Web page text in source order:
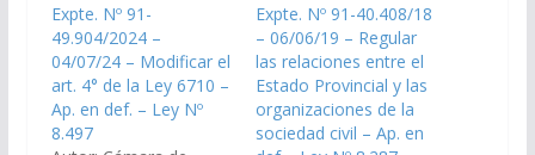
Expte. Nº 91-
49.904/2024 –
04/07/24 – Modificar el
art. 4° de la Ley 6710 –
Ap. en def. – Ley Nº
8.497
Expte. Nº 91-40.408/18
– 06/06/19 – Regular
las relaciones entre el
Estado Provincial y las
organizaciones de la
sociedad civil – Ap. en